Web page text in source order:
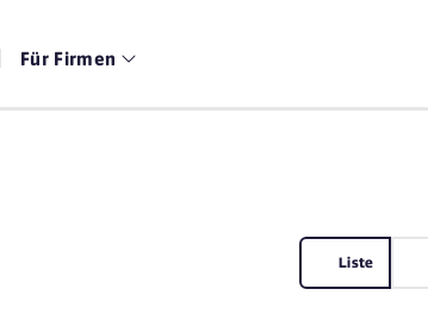
Für Firmen
Liste